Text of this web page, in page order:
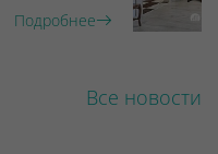
Подробнее
Все новости